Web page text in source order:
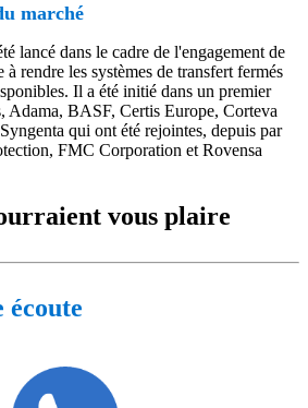
marché
lancé dans le cadre de l'engagement de
rendre les systèmes de transfert fermés
Il a été initié dans un premier
Adama, BASF, Certis Europe, Corteva
qui ont été rejointes, depuis par
FMC Corporation et Rovensa
vous plaire
écoute